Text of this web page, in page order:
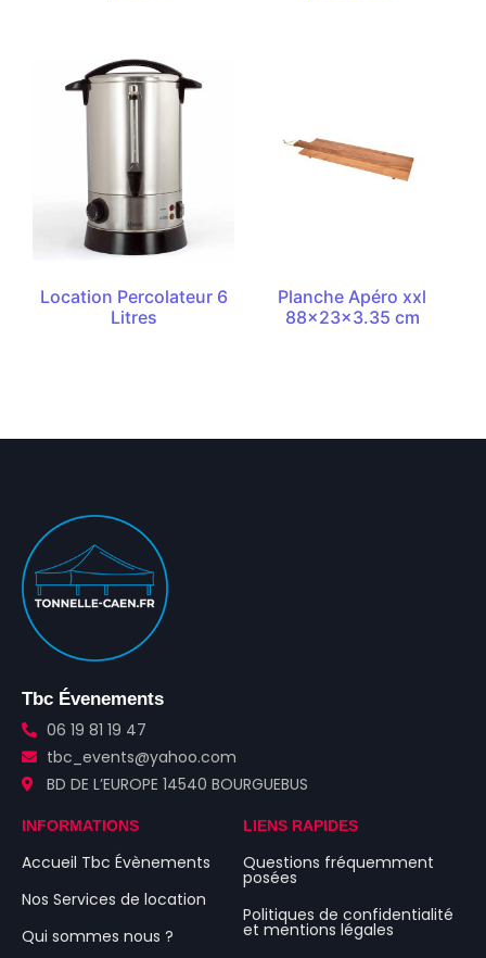
Location Percolateur 6
Litres
Planche Apéro xxl
88x23x3.35 cm
Tbc Évenements
06 19 81 19 47
tbc_events@yahoo.com
BD DE L’EUROPE 14540 BOURGUEBUS
INFORMATIONS
Accueil Tbc Évènements
Nos Services de location
Qui sommes nous ?
LIENS RAPIDES
Questions fréquemment
posées
Politiques de confidentialité
et mentions légales